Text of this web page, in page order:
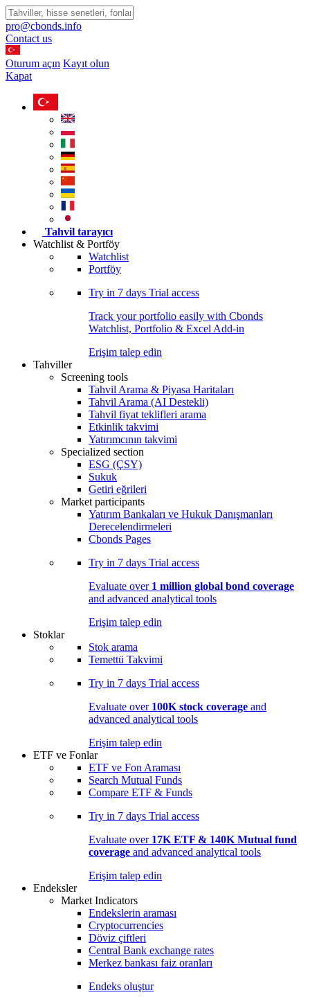
pro@cbonds.info
Contact us
Oturum açın Kayıt olun
Kapat
Tahvil tarayıcı
Watchlist & Portföy
Watchlist
Portföy
Try in 7 days Trial access
Track your portfolio easily with Cbonds
Watchlist, Portfolio & Excel Add-in
Erişim talep edin
Tahviller
Screening tools
Tahvil Arama & Piyasa Haritaları
Tahvil Arama (AI Destekli)
Tahvil fiyat teklifleri arama
Etkinlik takvimi
Yatırımcının takvimi
Specialized section
ESG (ÇSY)
Sukuk
Getiri eğrileri
Market participants
Yatırım Bankaları ve Hukuk Danışmanları
Derecelendirmeleri
Cbonds Pages
Try in 7 days Trial access
Evaluate over 1 million global bond coverage
and advanced analytical tools
Erişim talep edin
Stoklar
Stok arama
Temettü Takvimi
Try in 7 days Trial access
Evaluate over 100K stock coverage and
advanced analytical tools
Erişim talep edin
ETF ve Fonlar
ETF ve Fon Araması
Search Mutual Funds
Compare ETF & Funds
Try in 7 days Trial access
Evaluate over 17K ETF & 140K Mutual fund
coverage and advanced analytical tools
Erişim talep edin
Endeksler
Market Indicators
Endekslerin araması
Cryptocurrencies
Döviz çiftleri
Central Bank exchange rates
Merkez bankası faiz oranları
Endeks oluştur